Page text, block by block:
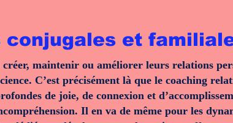
conjugales et
maintenir ou améliorer leurs relations
C’est précisément là que le coaching
de joie, de connexion et
Il en va de même pour les